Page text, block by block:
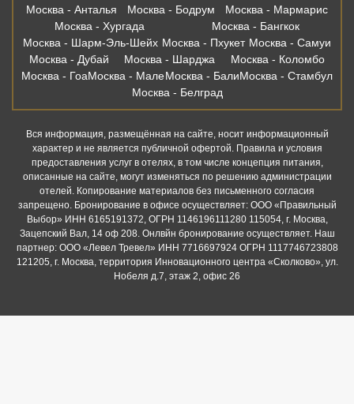
Москва - Анталья
Москва - Бодрум
Москва - Мармарис
Москва - Хургада
Москва - Бангкок
Москва - Шарм-Эль-Шейх Москва - Пхукет Москва - Самуи
Москва - Дубай
Москва - Шарджа
Москва - Коломбо
Москва - ГоаМосква - МалеМосква - БалиМосква - Стамбул
Москва - Белград
Вся информация, размещённая на сайте, носит информационный
характер и не является публичной офертой. Правила и условия
предоставления услуг в отелях, в том числе концепция питания,
описанные на сайте, могут изменяться по решению администрации
отелей. Копирование материалов без письменного согласия
запрещено. Бронирование в офисе осуществляет: ООО «Правильный
Выбор» ИНН 6165191372, ОГРН 1146196111280 115054, г. Москва,
Зацепский Вал, 14 оф 208. Онлвйн бронирование осуществляет. Наш
партнер: ООО «Левел Тревел» ИНН 7716697924 ОГРН 1117746723808
121205, г. Москва, территория Инновационного центра «Сколково», ул.
Нобеля д.7, этаж 2, офис 26